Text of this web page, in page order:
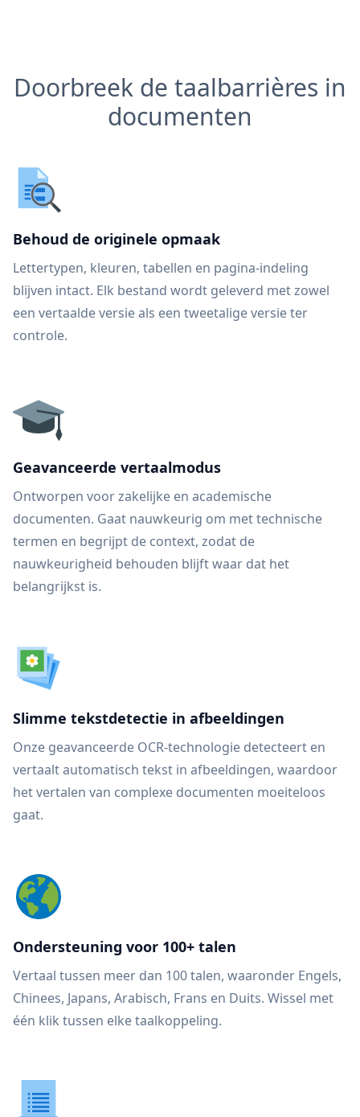
Doorbreek de taalbarrières in
documenten
Behoud de originele opmaak
Lettertypen, kleuren, tabellen en pagina-indeling
blijven intact. Elk bestand wordt geleverd met zowel
een vertaalde versie als een tweetalige versie ter
controle.
Geavanceerde vertaalmodus
Ontworpen voor zakelijke en academische
documenten. Gaat nauwkeurig om met technische
termen en begrijpt de context, zodat de
nauwkeurigheid behouden blijft waar dat het
belangrijkst is.
Slimme tekstdetectie in afbeeldingen
Onze geavanceerde OCR-technologie detecteert en
vertaalt automatisch tekst in afbeeldingen, waardoor
het vertalen van complexe documenten moeiteloos
gaat.
Ondersteuning voor 100+ talen
Vertaal tussen meer dan 100 talen, waaronder Engels,
Chinees, Japans, Arabisch, Frans en Duits. Wissel met
één klik tussen elke taalkoppeling.